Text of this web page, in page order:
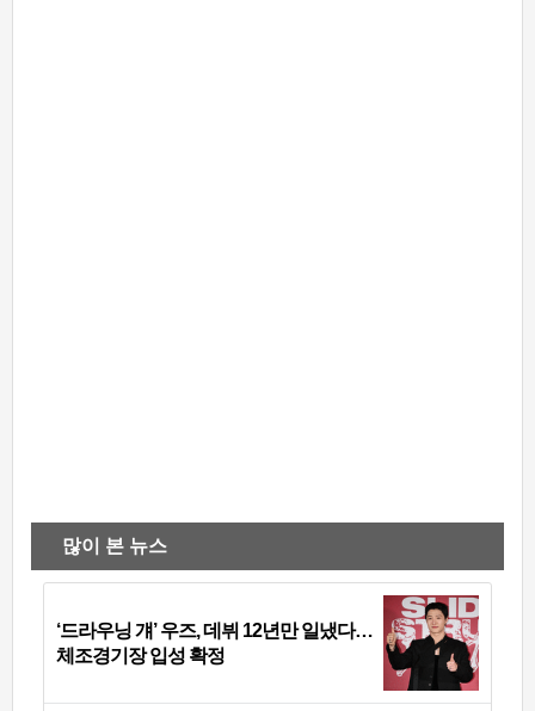
많이 본 뉴스
‘드라우닝 걔’ 우즈, 데뷔 12년만 일냈다…
체조경기장 입성 확정